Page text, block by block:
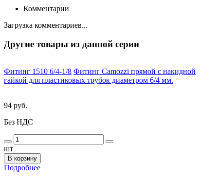
Комментарии
Загрузка комментариев...
Другие товары из данной серии
Фитинг 1510 6/4-1/8 Фитинг Camozzi прямой с накидной
гайкой для пластиковых трубок диаметром 6/4 мм.
94 руб.
Без НДС
шт
В корзину
Подробнее